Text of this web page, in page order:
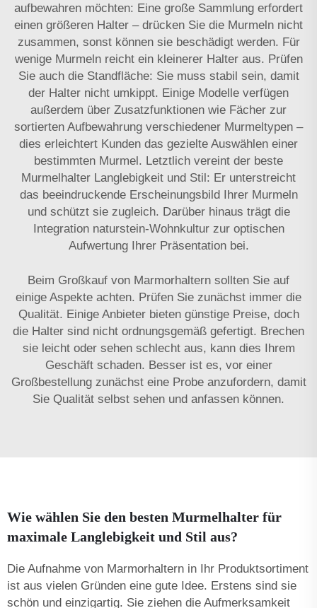
aufbewahren möchten: Eine große Sammlung erfordert
einen größeren Halter – drücken Sie die Murmeln nicht
zusammen, sonst können sie beschädigt werden. Für
wenige Murmeln reicht ein kleinerer Halter aus. Prüfen
Sie auch die Standfläche: Sie muss stabil sein, damit
der Halter nicht umkippt. Einige Modelle verfügen
außerdem über Zusatzfunktionen wie Fächer zur
sortierten Aufbewahrung verschiedener Murmeltypen –
dies erleichtert Kunden das gezielte Auswählen einer
bestimmten Murmel. Letztlich vereint der beste
Murmelhalter Langlebigkeit und Stil: Er unterstreicht
das beeindruckende Erscheinungsbild Ihrer Murmeln
und schützt sie zugleich. Darüber hinaus trägt die
Integration naturstein-Wohnkultur zur optischen
Aufwertung Ihrer Präsentation bei.
Beim Großkauf von Marmorhaltern sollten Sie auf
einige Aspekte achten. Prüfen Sie zunächst immer die
Qualität. Einige Anbieter bieten günstige Preise, doch
die Halter sind nicht ordnungsgemäß gefertigt. Brechen
sie leicht oder sehen schlecht aus, kann dies Ihrem
Geschäft schaden. Besser ist es, vor einer
Großbestellung zunächst eine Probe anzufordern, damit
Sie Qualität selbst sehen und anfassen können.
Wie wählen Sie den besten Murmelhalter für
maximale Langlebigkeit und Stil aus?
Die Aufnahme von Marmorhaltern in Ihr Produktsortiment
ist aus vielen Gründen eine gute Idee. Erstens sind sie
schön und einzigartig. Sie ziehen die Aufmerksamkeit